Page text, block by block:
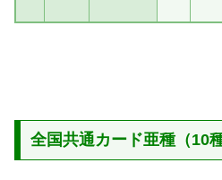
全国共通カード亜種（10種